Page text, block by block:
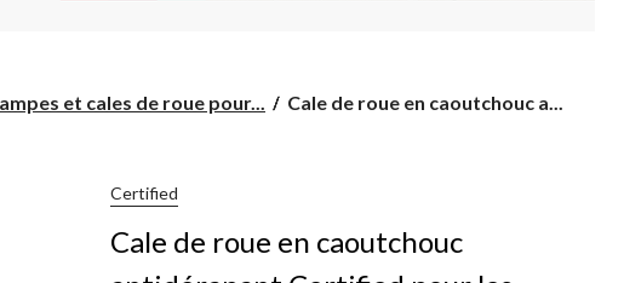
et cales de roue pour...
Cale
Certified
Cale de roue en caoutchouc a...
Certified
Cale de roue en caoutchouc